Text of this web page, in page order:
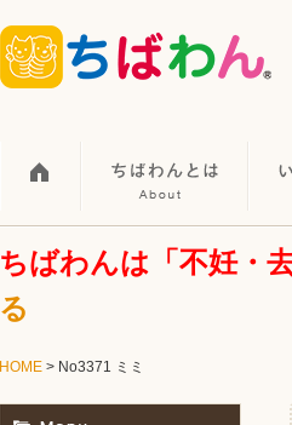
ちばわんは「不妊・
る
HOME > No3371 ミミ